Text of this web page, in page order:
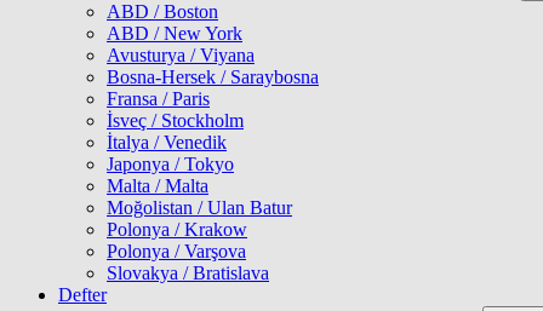
ABD / Boston
ABD / New York
Avusturya / Viyana
Bosna-Hersek / Saraybosna
Fransa / Paris
İsveç / Stockholm
İtalya / Venedik
Japonya / Tokyo
Malta / Malta
Moğolistan / Ulan Batur
Polonya / Krakow
Polonya / Varşova
Slovakya / Bratislava
Defter